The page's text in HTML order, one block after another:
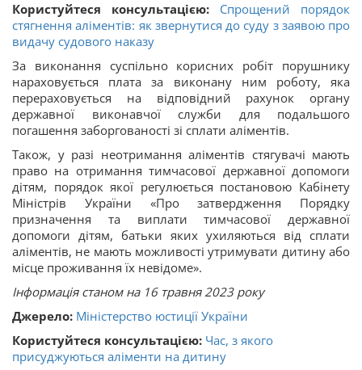
Користуйтеся консультацією: Спрощений порядок
стягнення аліментів: як звернутися до суду з заявою про
видачу судового наказу
За виконання суспільно корисних робіт порушнику
нараховується плата за виконану ним роботу, яка
перераховується на відповідний рахунок органу
державної виконавчої служби для подальшого
погашення заборгованості зі сплати аліментів.
Також, у разі неотримання аліментів стягувачі мають
право на отримання тимчасової державної допомоги
дітям, порядок якої регулюється постановою Кабінету
Міністрів України «Про затвердження Порядку
призначення та виплати тимчасової державної
допомоги дітям, батьки яких ухиляються від сплати
аліментів, не мають можливості утримувати дитину або
місце проживання їх невідоме».
Інформація станом на 16 травня 2023 року
Джерело: Міністерство юстиції України
Користуйтеся консультацією: Час, з якого
присуджуються аліменти на дитину